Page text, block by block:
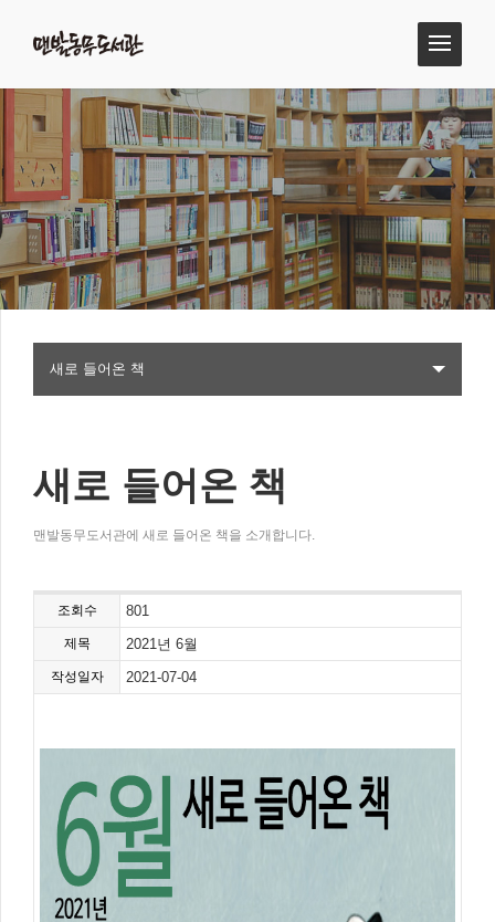
새로 들어온 책
새로 들어온 책
맨발동무도서관에 새로 들어온 책을 소개합니다.
조회수 801
제목 2021년 6월
작성일자 2021-07-04